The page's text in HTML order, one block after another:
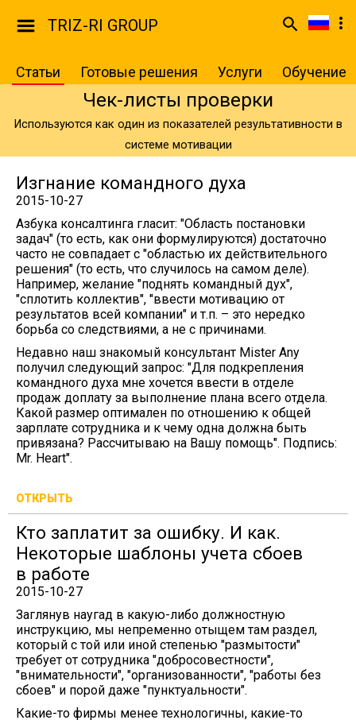
TRIZ-RI GROUP
Статьи Готовые решения Услуги Обучение
Чек-листы проверки
Используются как один из показателей результативности в
системе мотивации
Изгнание командного духа
2015-10-27
Азбука консалтинга гласит: "Область постановки
задач" (то есть, как они формулируются) достаточно
часто не совпадает с "областью их действительного
решения" (то есть, что случилось на самом деле).
Например, желание "поднять командный дух",
"сплотить коллектив", "ввести мотивацию от
результатов всей компании" и т.п. – это нередко
борьба со следствиями, а не с причинами.
Недавно наш знакомый консультант Mister Any
получил следующий запрос: "Для подкрепления
командного духа мне хочется ввести в отделе
продаж доплату за выполнение плана всего отдела.
Какой размер оптимален по отношению к общей
зарплате сотрудника и к чему одна должна быть
привязана? Рассчитываю на Вашу помощь". Подпись:
Mr. Heart".
ОТКРЫТЬ
Кто заплатит за ошибку. И как.
Некоторые шаблоны учета сбоев
в работе
2015-10-27
Заглянув наугад в какую-либо должностную
инструкцию, мы непременно отыщем там раздел,
который с той или иной степенью "размытости"
требует от сотрудника "добросовестности",
"внимательности", "организованности", "работы без
сбоев" и порой даже "пунктуальности".
Какие-то фирмы менее технологичны, какие-то